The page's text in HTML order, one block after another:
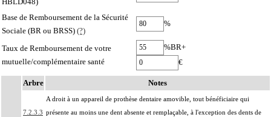
Base de Remboursement de la Sécurité
Sociale (BR ou BRSS) (?)
%
Taux de Remboursement de votre
mutuelle/complémentaire santé
%BR+
€
Arbre Notes
7.2.3.3
A droit à un appareil de prothèse dentaire amovible, tout bénéficiaire qui
présente au moins une dent absente et remplaçable, à l'exception des dents de